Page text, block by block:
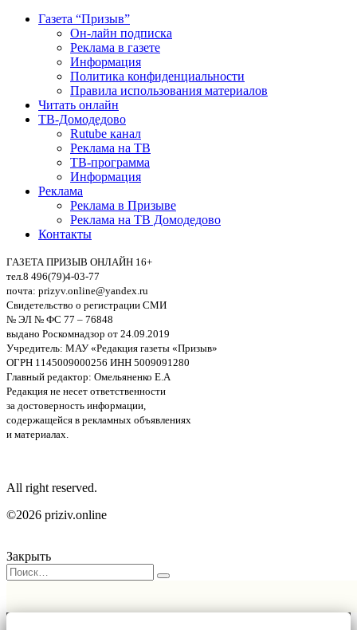
Газета “Призыв”
Он-лайн подписка
Реклама в газете
Информация
Политика конфиденциальности
Правила использования материалов
Читать онлайн
ТВ-Домодедово
Rutube канал
Реклама на ТВ
ТВ-программа
Информация
Реклама
Реклама в Призыве
Реклама на ТВ Домодедово
Контакты
ГАЗЕТА ПРИЗЫВ ОНЛАЙН 16+
тел.8 496(79)4-03-77
почта: prizyv.online@yandex.ru
Свидетельство о регистрации СМИ
№ ЭЛ № ФС 77 – 76848
выдано Роскомнадзор от 24.09.2019
Учредитель: МАУ «Редакция газеты «Призыв»
ОГРН 1145009000256 ИНН 5009091280
Главный редактор: Омельяненко Е.А
Редакция не несет ответственности
за достоверность информации,
содержащейся в рекламных объявлениях
и материалах.
All right reserved.
©2026 priziv.online
Закрыть